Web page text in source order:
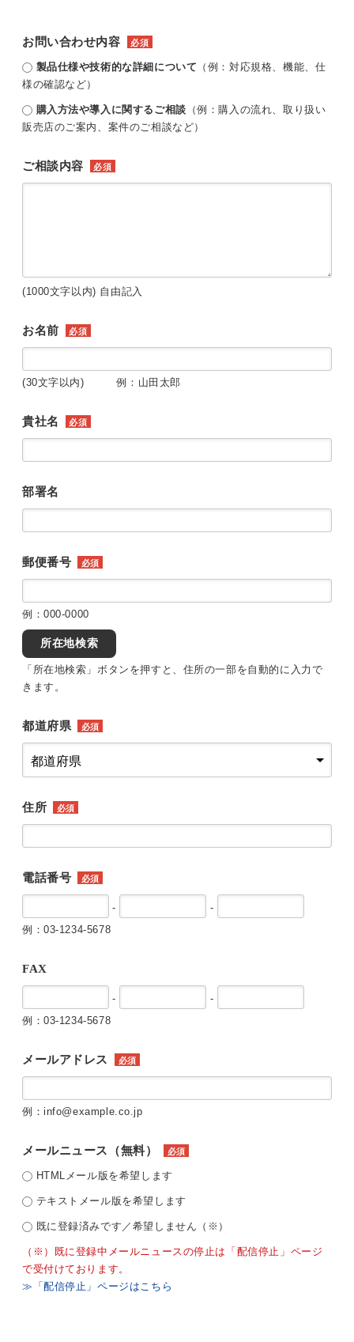
お問い合わせ内容 必須
製品仕様や技術的な詳細について （例：対応規格、機能、仕
様の確認など）
購入方法や導入に関するご相談 （例：購入の流れ、取り扱い
販売店のご案内、案件のご相談など）
ご相談内容 必須
(1000文字以内) 自由記入
お名前 必須
(30文字以内) 例：山田太郎
貴社名 必須
部署名
郵便番号 必須
例：000-0000
所在地検索
「所在地検索」ボタンを押すと、住所の一部を自動的に入力で
きます。
都道府県 必須
住所 必須
電話番号 必須
-
-
例：03-1234-5678
FAX
-
-
例：03-1234-5678
メールアドレス 必須
例：info@example.co.jp
メールニュース（無料） 必須
HTMLメール版を希望します
テキストメール版を希望します
既に登録済みです／希望しません（※）
（※）既に登録中メールニュースの停止は「配信停止」ページ
で受付けております。
≫「配信停止」ページはこちら